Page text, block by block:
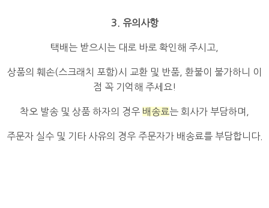
3. 유의사항
택배는 받으시는 대로 바로 확인해 주시고,
상품의 훼손(스크래치 포함)시 교환 및 반품, 환불이 불가하니 이
점 꼭 기억해 주세요!
착오 발송 및 상품 하자의 경우 배송료는 회사가 부담하며,
주문자 실수 및 기타 사유의 경우 주문자가 배송료를 부담합니다.